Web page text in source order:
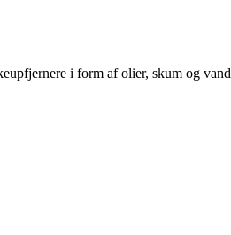
i form af olier, skum og vand